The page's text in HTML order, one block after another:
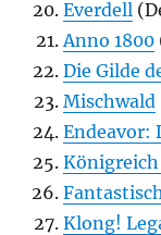
Everdell
Anno 1800
Die Gilde
Mischwald
Endeavor:
Königreich
Klong!